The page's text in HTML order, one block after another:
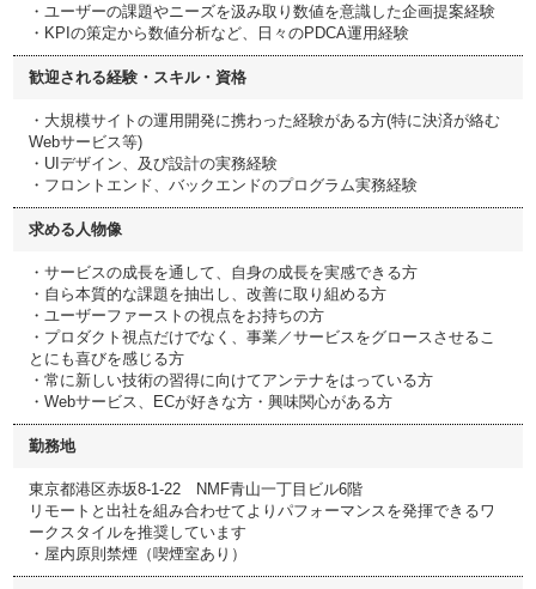
・ユーザーの課題やニーズを汲み取り数値を意識した企画提案経験
・KPIの策定から数値分析など、日々のPDCA運用経験
歓迎される経験・スキル・資格
・大規模サイトの運用開発に携わった経験がある方(特に決済が絡む
Webサービス等)
・UIデザイン、及び設計の実務経験
・フロントエンド、バックエンドのプログラム実務経験
求める人物像
・サービスの成長を通して、自身の成長を実感できる方
・自ら本質的な課題を抽出し、改善に取り組める方
・ユーザーファーストの視点をお持ちの方
・プロダクト視点だけでなく、事業／サービスをグロースさせるこ
とにも喜びを感じる方
・常に新しい技術の習得に向けてアンテナをはっている方
・Webサービス、ECが好きな方・興味関心がある方
勤務地
東京都港区赤坂8-1-22 NMF青山一丁目ビル6階
リモートと出社を組み合わせてよりパフォーマンスを発揮できるワ
ークスタイルを推奨しています
・屋内原則禁煙（喫煙室あり）